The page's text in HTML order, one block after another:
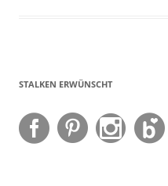
STALKEN ERWÜNSCHT